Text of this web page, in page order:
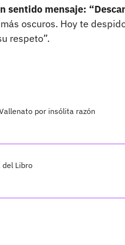
sentido mensaje:
oscuros. Hoy te
respeto”.
por insólita razón
del Libro